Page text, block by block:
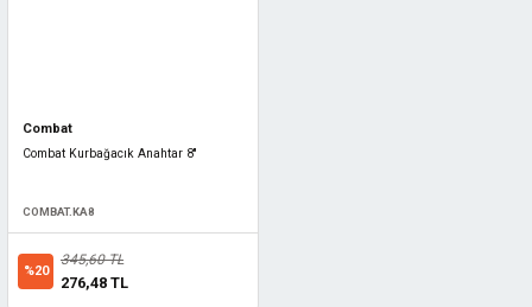
Combat
Combat Kurbağacık Anahtar 8''
COMBAT.KA8
%20
345,60 TL
276,48 TL